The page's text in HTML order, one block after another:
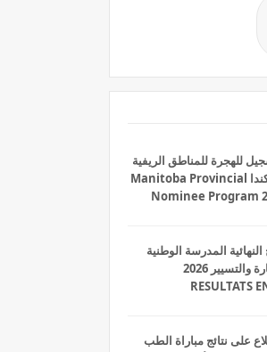
للهجرة للمناطق الريفية
في كندا Manitoba Provincial
Nominee Program
النهائية المدرسة الوطنية
للتجارة والتسيير 2026
RESULTATS
على نتائج مباراة الطب